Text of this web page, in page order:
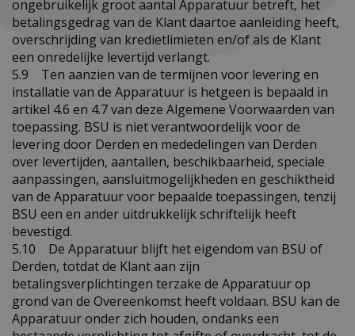
ongebruikelijk groot aantal Apparatuur betreft, het
betalingsgedrag van de Klant daartoe aanleiding heeft,
overschrijding van kredietlimieten en/of als de Klant
een onredelijke levertijd verlangt.
5.9 Ten aanzien van de termijnen voor levering en
installatie van de Apparatuur is hetgeen is bepaald in
artikel 4.6 en 4.7 van deze Algemene Voorwaarden van
toepassing. BSU is niet verantwoordelijk voor de
levering door Derden en mededelingen van Derden
over levertijden, aantallen, beschikbaarheid, speciale
aanpassingen, aansluitmogelijkheden en geschiktheid
van de Apparatuur voor bepaalde toepassingen, tenzij
BSU een en ander uitdrukkelijk schriftelijk heeft
bevestigd.
5.10 De Apparatuur blijft het eigendom van BSU of
Derden, totdat de Klant aan zijn
betalingsverplichtingen terzake de Apparatuur op
grond van de Overeenkomst heeft voldaan. BSU kan de
Apparatuur onder zich houden, ondanks een